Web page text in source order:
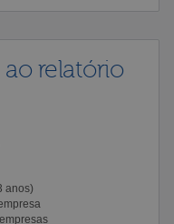
ao relatório
anos)